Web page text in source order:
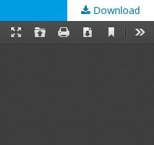
Download